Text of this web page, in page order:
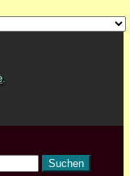
.
Suchen